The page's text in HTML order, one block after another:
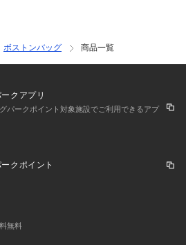
ボストンバッグ 商品一覧
クアプリ
パークポイント対象施設でご利用できるアプ
クポイント
無料